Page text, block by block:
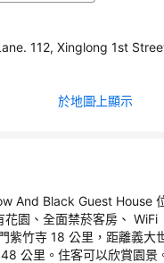
112, Xinglong 1st
於地圖上顯示
And Black Guest House
園、全面禁菸客房、 WiFi
紫竹寺 18 公里，距離義大
公里。住客可以欣賞園景